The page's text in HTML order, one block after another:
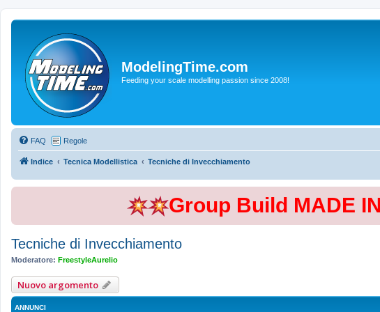
ModelingTime.com
Feeding your scale modelling passion since 2008!
FAQ Regole
Indice Tecnica Modellistica Tecniche di Invecchiamento
Group Build MADE
Tecniche di Invecchiamento
Moderatore: FreestyleAurelio
Nuovo argomento
ANNUNCI